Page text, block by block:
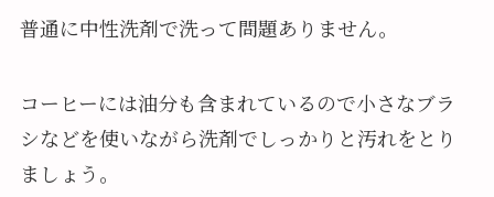
普通に中性洗剤で洗って問題ありません。
コーヒーには油分も含まれているので小さなブラ
シなどを使いながら洗剤でしっかりと汚れをとり
ましょう。